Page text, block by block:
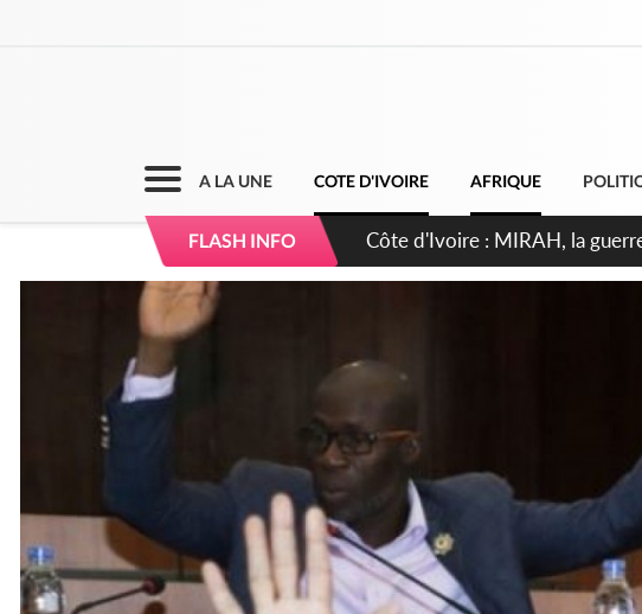
A LA UNE COTE D'IVOIRE AFRIQUE
FLASH INFO Côte d'Ivoire : Indépendance